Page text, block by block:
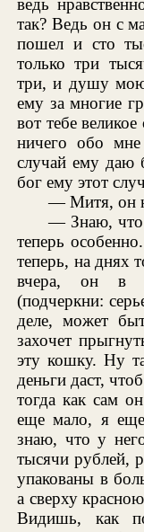
так? Ведь он с
пошел и сто
только три
три, и душу мою
ему за многие
вот тебе
ничего обо
случай ему даю
бог ему этот
— Митя, он
— Знаю, что
теперь
теперь, на днях
вчера, он в
(подчеркни:
деле, может
захочет
эту кошку. Ну
деньги даст,
тогда как сам
еще мало, я
знаю, что у
тысячи рублей,
упакованы в
а сверху
Видишь, как